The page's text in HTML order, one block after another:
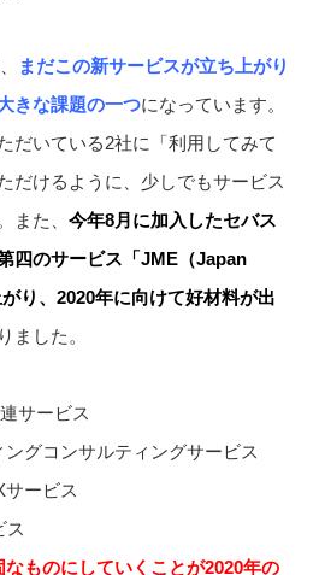
まだこの新サービスが立ち上がり
きな課題の一つになっています。
だいている2社に「利用してみて
だけるように、少しでもサービス
また、 今年8月に加入したセバス
四のサービス「JME（Japan
り、2020年に向けて好材料が出
ました。
サービス
グコンサルティングサービス
サービス
ス
なものにしていくことが2020年の